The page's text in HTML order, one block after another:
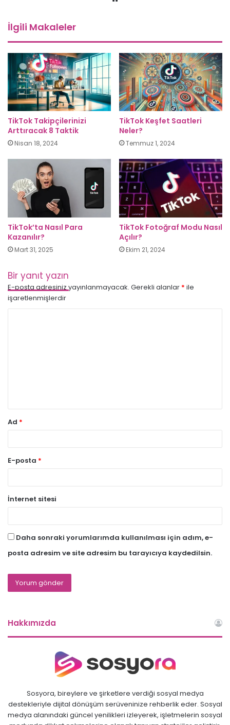
İlgili Makaleler
TikTok Takipçilerinizi
Arttıracak 8 Taktik
Nisan 18, 2024
TikTok Keşfet Saatleri
Neler?
Temmuz 1, 2024
TikTok’ta Nasıl Para
Kazanılır?
Mart 31, 2025
TikTok Fotoğraf Modu Nasıl
Açılır?
Ekim 21, 2024
Bir yanıt yazın
E-posta adresiniz yayınlanmayacak. Gerekli alanlar * ile
işaretlenmişlerdir
Ad *
E-posta *
İnternet sitesi
Daha sonraki yorumlarımda kullanılması için adım, e-
posta adresim ve site adresim bu tarayıcıya kaydedilsin.
Hakkımızda
Sosyora, bireylere ve şirketlere verdiği sosyal medya
destekleriyle dijital dönüşüm serüveninize rehberlik eder. Sosyal
medya alanındaki güncel yenilikleri izleyerek, işletmelerin sosyal